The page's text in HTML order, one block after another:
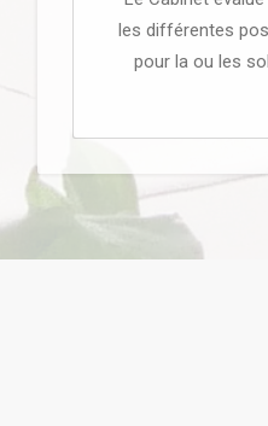
les différentes
pour la ou les